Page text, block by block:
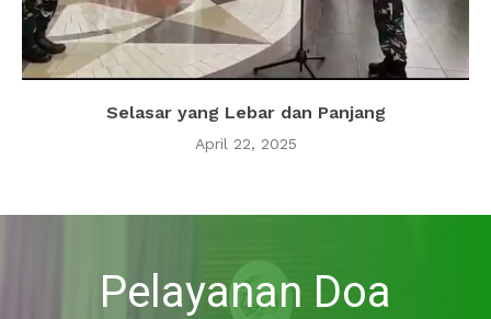
Selasar yang Lebar dan Panjang
April 22, 2025
Pelayanan Doa